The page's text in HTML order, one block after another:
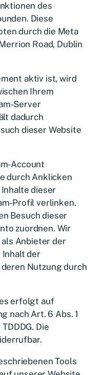
des
Diese
durch die Meta
Road, Dublin
aktiv ist, wird
Ihrem
Server
dadurch
dieser Website
Account
durch Anklicken
dieser
Profil verlinken.
Besuch dieser
zuordnen. Wir
Anbieter der
der
Nutzung durch
erfolgt auf
nach Art. 6 Abs. 1
Die
Tools